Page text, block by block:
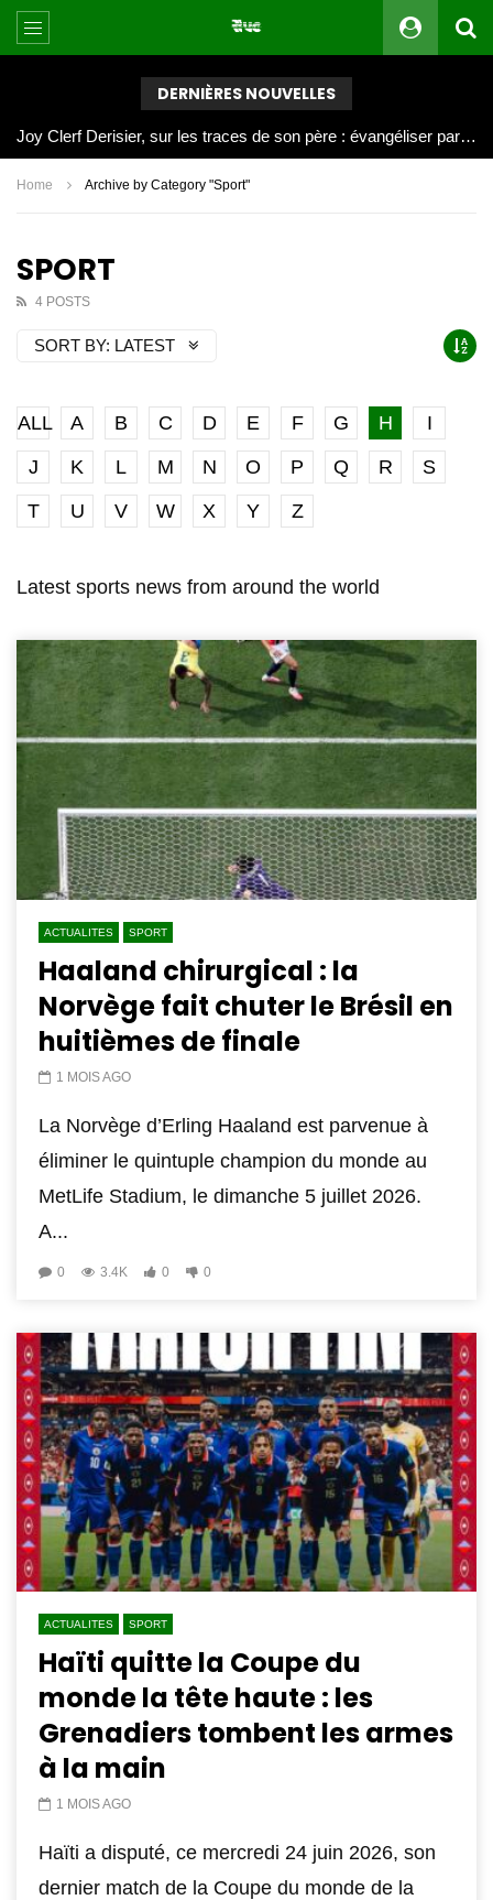
DERNIÈRES NOUVELLES
Joy Clerf Derisier, sur les traces de son père : évangéliser par la musique
Home Archive by Category "Sport"
SPORT
4 POSTS
SORT BY: LATEST
ALL A B C D E F G H
I
J
K L M N O P Q R
S
T
U V W X Y Z
Latest sports news from around the world
ACTUALITES SPORT
Haaland chirurgical : la
Norvège fait chuter le Brésil en
huitièmes de finale
1 MOIS AGO
La Norvège d’Erling Haaland est parvenue à
éliminer le quintuple champion du monde au
MetLife Stadium, le dimanche 5 juillet 2026.
A...
0 3.4K 0 0
ACTUALITES SPORT
Haïti quitte la Coupe du
monde la tête haute : les
Grenadiers tombent les armes
à la main
1 MOIS AGO
Haïti a disputé, ce mercredi 24 juin 2026, son
dernier match de la Coupe du monde de la